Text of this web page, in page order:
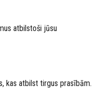
atbilstoši jūsu
kas atbilst tirgus prasībām.